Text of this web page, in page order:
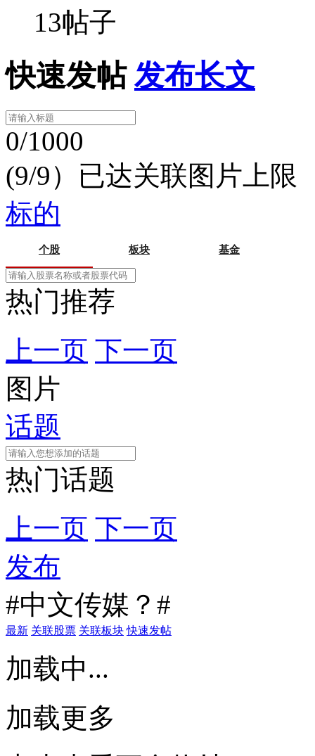
13帖子
快速发帖 发布长文
0/1000
(9/9）已达关联图片上限
标的
个股 板块 基金
热门推荐
上一页 下一页
图片
话题
热门话题
上一页 下一页
发布
#中文传媒？#
最新 关联股票 关联板块 快速发帖
加载中...
加载更多